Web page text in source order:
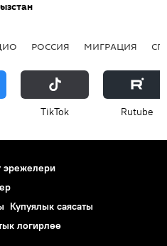
РОССИЯ МИГРАЦИЯ
ТikТоk Rutube
эрежелери
Купуялык саясаты
логирлөө